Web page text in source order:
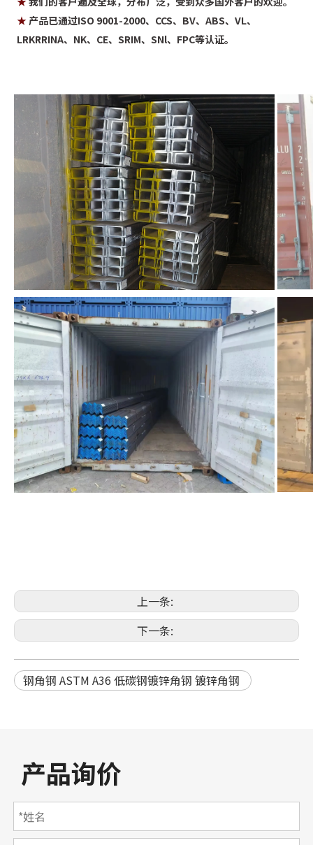
★ 产品已通过ISO 9001-2000、CCS、BV、ABS、VL、
LRKRRINA、NK、CE、SRIM、SNl、FPC等认证。
上一条:
下一条:
钢角钢 ASTM A36 低碳钢镀锌角钢 镀锌角钢
产品询价